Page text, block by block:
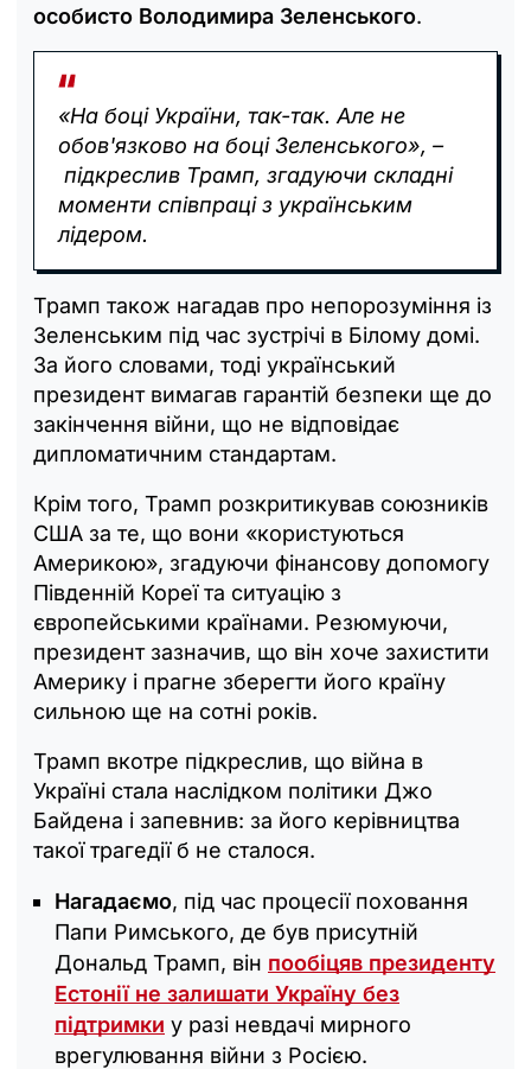
особисто Володимира Зеленського.
«На боці України, так-так. Але не
обов'язково на боці Зеленського», –
підкреслив Трамп, згадуючи складні
моменти співпраці з українським
лідером.
Трамп також нагадав про непорозуміння із
Зеленським під час зустрічі в Білому домі.
За його словами, тоді український
президент вимагав гарантій безпеки ще до
закінчення війни, що не відповідає
дипломатичним стандартам.
Крім того, Трамп розкритикував союзників
США за те, що вони «користуються
Америкою», згадуючи фінансову допомогу
Південній Кореї та ситуацію з
європейськими країнами. Резюмуючи,
президент зазначив, що він хоче захистити
Америку і прагне зберегти його країну
сильною ще на сотні років.
Трамп вкотре підкреслив, що війна в
Україні стала наслідком політики Джо
Байдена і запевнив: за його керівництва
такої трагедії б не сталося.
Нагадаємо, під час процесії поховання
Папи Римського, де був присутній
Дональд Трамп, він пообіцяв президенту
Естонії не залишати Україну без
підтримки у разі невдачі мирного
врегулювання війни з Росією.